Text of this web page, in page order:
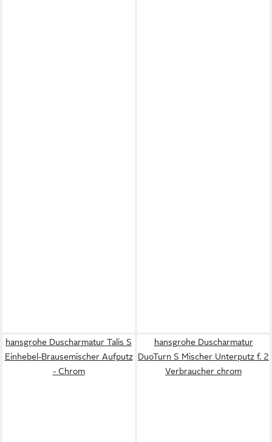
hansgrohe Duscharmatur Talis S
Einhebel-Brausemischer Aufputz
- Chrom
hansgrohe Duscharmatur
DuoTurn S Mischer Unterputz f. 2
Verbraucher chrom